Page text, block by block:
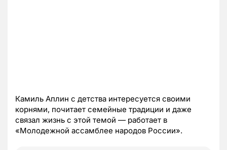
Камиль Аплин с детства интересуется своими
корнями, почитает семейные традиции и даже
связал жизнь с этой темой — работает в
«Молодежной ассамблее народов России».